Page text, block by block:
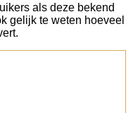
als deze bekend
gelijk te weten hoeveel